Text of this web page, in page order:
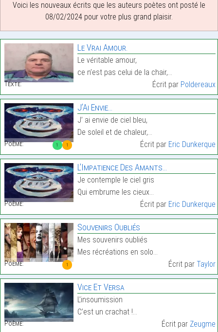
Voici les nouveaux écrits que les auteurs poètes ont posté le
08/02/2024 pour votre plus grand plaisir.
Texte:
Le Vrai Amour.
Le véritable amour,
ce n’est pas celui de la chair,…
Écrit par Poldereaux
1 1
Poème:
J’Ai Envie…
J’ ai envie de ciel bleu,
De soleil et de chaleur,…
Écrit par Eric Dunkerque
Poème:
L’Impatience Des Amants…
Je contemple le ciel gris
Qui embrume les cieux…
Écrit par Eric Dunkerque
1
Poème:
Souvenirs Oubliés
Mes souvenirs oubliés
Mes récréations en solo…
Écrit par Taylor
Poème:
Vice Et Versa
L’insoumission
C’est un crachat !…
Écrit par Zeugme